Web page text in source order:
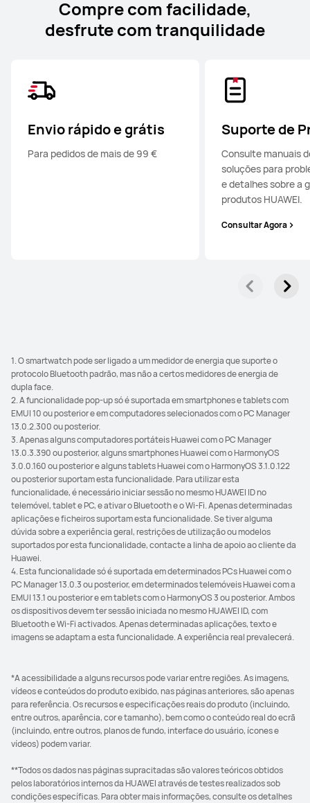
Compre com facilidade,
desfrute com tranquilidade
Envio rápido e grátis
Para pedidos de mais de 99 €
Suporte de
Consulte manuais
soluções para
e detalhes sobre a
produtos HUAWEI.
Consultar Agora
1. O smartwatch pode ser ligado a um medidor de energia que suporte o
protocolo Bluetooth padrão, mas não a certos medidores de energia de
dupla face.
2. A funcionalidade pop-up só é suportada em smartphones e tablets com
EMUI 10 ou posterior e em computadores selecionados com o PC Manager
13.0.2.300 ou posterior.
3. Apenas alguns computadores portáteis Huawei com o PC Manager
13.0.3.390 ou posterior, alguns smartphones Huawei com o HarmonyOS
3.0.0.160 ou posterior e alguns tablets Huawei com o HarmonyOS 3.1.0.122
ou posterior suportam esta funcionalidade. Para utilizar esta
funcionalidade, é necessário iniciar sessão no mesmo HUAWEI ID no
telemóvel, tablet e PC, e ativar o Bluetooth e o Wi-Fi. Apenas determinadas
aplicações e ficheiros suportam esta funcionalidade. Se tiver alguma
dúvida sobre a experiência geral, restrições de utilização ou modelos
suportados por esta funcionalidade, contacte a linha de apoio ao cliente da
Huawei.
4. Esta funcionalidade só é suportada em determinados PCs Huawei com o
PC Manager 13.0.3 ou posterior, em determinados telemóveis Huawei com a
EMUI 13.1 ou posterior e em tablets com o HarmonyOS 3 ou posterior. Ambos
os dispositivos devem ter sessão iniciada no mesmo HUAWEI ID, com
Bluetooth e Wi-Fi activados. Apenas determinadas aplicações, texto e
imagens se adaptam a esta funcionalidade. A experiência real prevalecerá.
*A acessibilidade a alguns recursos pode variar entre regiões. As imagens,
vídeos e conteúdos do produto exibido, nas páginas anteriores, são apenas
para referência. Os recursos e especificações reais do produto (incluindo,
entre outros, aparência, cor e tamanho), bem como o conteúdo real do ecrã
(incluindo, entre outros, planos de fundo, interface do usuário, ícones e
vídeos) podem variar.
**Todos os dados nas páginas supracitadas são valores teóricos obtidos
pelos laboratórios internos da HUAWEI através de testes realizados sob
condições específicas. Para obter mais informações, consulte os detalhes